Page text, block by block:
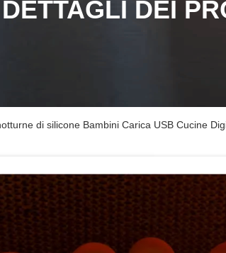
DETTAGLI DEI
di silicone Bambini Carica USB Cucine